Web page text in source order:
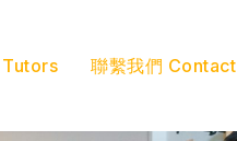
Tutors 聯繫我們 Contact